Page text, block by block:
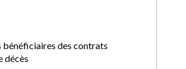
bénéficiaires des contrats
décès